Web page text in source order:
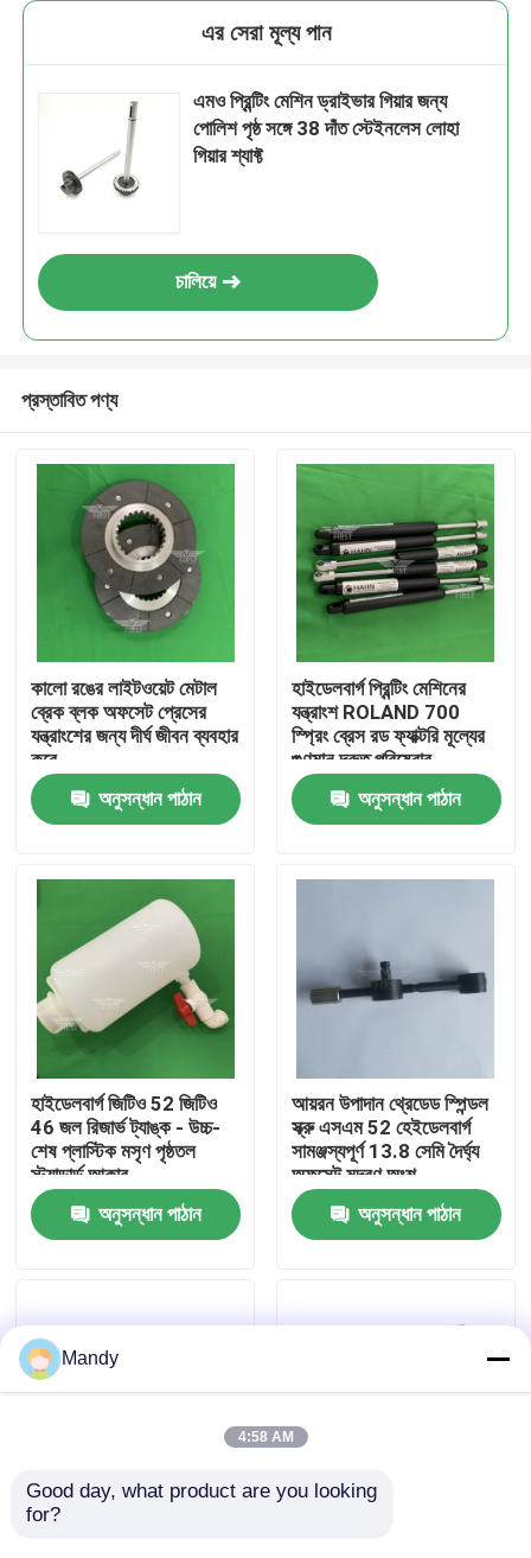
আমাদের সম্পর্কে
কারখানা পরিদর্শন
গুণমান নিয়ন্ত্রণ
আমাদের সাথে যোগাযোগ করুন
খবর
মামলা
এর সেরা মূল্য পান
এমও প্রিন্টিং মেশিন ড্রাইভার গিয়ার জন্য
পোলিশ পৃষ্ঠ সঙ্গে 38 দাঁত স্টেইনলেস লোহা
গিয়ার শ্যাফ্ট
চালিয়ে
প্রস্তাবিত পণ্য
কালো রঙের লাইটওয়েট মেটাল
ব্রেক ব্লক অফসেট প্রেসের
যন্ত্রাংশের জন্য দীর্ঘ জীবন ব্যবহার
করে
অনুসন্ধান পাঠান
হাইডেলবার্গ প্রিন্টিং মেশিনের
যন্ত্রাংশ ROLAND 700
স্প্রিং ব্রেস রড ফ্যাক্টরি মূল্যের
গুণমান দ্রুত পরিষেবার
গ্যারান্টিযুক্ত
অনুসন্ধান পাঠান
হাইডেলবার্গ জিটিও 52 জিটিও
46 জল রিজার্ভ ট্যাঙ্ক - উচ্চ-
শেষ প্লাস্টিক মসৃণ পৃষ্ঠতল
স্ট্যান্ডার্ড আকার
অনুসন্ধান পাঠান
আয়রন উপাদান থ্রেডেড স্পিন্ডল
স্ক্রু এসএম 52 হেইডেলবার্গ
সামঞ্জস্যপূর্ণ 13.8 সেমি দৈর্ঘ্য
অফসেট মুদ্রণ অংশ
অনুসন্ধান পাঠান
পলিশিং সারফেস সহ স্টেইনলেস
Mandy
4:58 AM
Good day, what product are you looking
for?